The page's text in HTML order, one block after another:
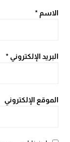
الاسم *
البريد الإلكتروني *
الموقع الإلكتروني